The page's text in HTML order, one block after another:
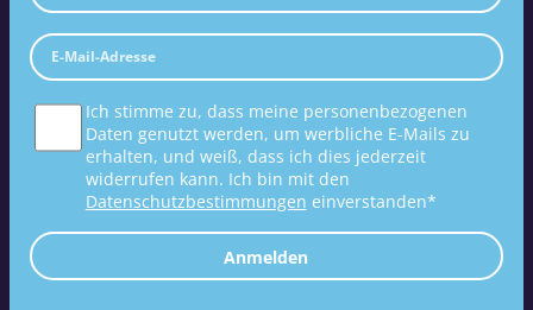
Ich stimme zu, dass meine personenbezogenen
Daten genutzt werden, um werbliche E-Mails zu
erhalten, und weiß, dass ich dies jederzeit
widerrufen kann. Ich bin mit den
Datenschutzbestimmungen einverstanden*
Anmelden